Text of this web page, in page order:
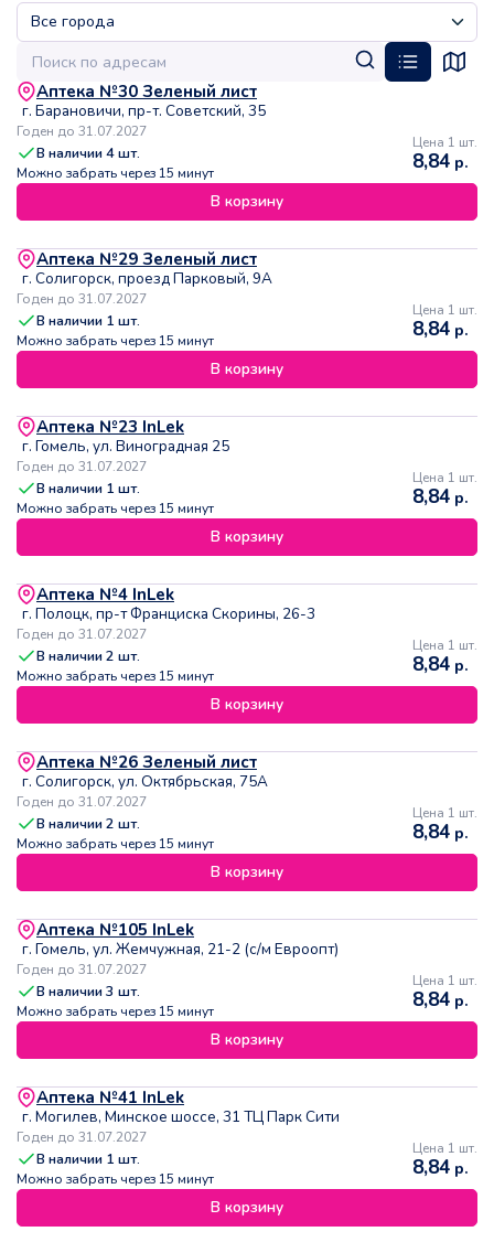
Аптека №30 Зеленый лист
г. Барановичи, пр-т. Советский, 35
Годен до 31.07.2027
В наличии4шт.
Можно забрать через 15 минут
Цена 1 шт.
8,84 р.
В корзину
Аптека №29 Зеленый лист
г. Солигорск, проезд Парковый, 9А
Годен до 31.07.2027
В наличии 1 шт.
Можно забрать через 15 минут
Цена 1 шт.
8,84 р.
В корзину
Аптека №23 InLek
г. Гомель, ул. Виноградная 25
Годен до 31.07.2027
В наличии 1 шт.
Можно забрать через 15 минут
Цена 1 шт.
8,84 р.
В корзину
Аптека №4 InLek
г. Полоцк, пр-т Франциска Скорины, 26-3
Годен до 31.07.2027
В наличии2 шт.
Можно забрать через 15 минут
Цена 1 шт.
8,84 р.
В корзину
Аптека №26 Зеленый лист
г. Солигорск, ул. Октябрьская, 75А
Годен до 31.07.2027
В наличии2 шт.
Можно забрать через 15 минут
Цена 1 шт.
8,84 р.
В корзину
Аптека №105 InLek
г. Гомель, ул. Жемчужная, 21-2 (с/м Евроопт)
Годен до 31.07.2027
В наличии3 шт.
Можно забрать через 15 минут
Цена 1 шт.
8,84 р.
В корзину
Аптека №41 InLek
г. Могилев, Минское шоссе, 31 ТЦ Парк Сити
Годен до 31.07.2027
В наличии 1 шт.
Можно забрать через 15 минут
Цена 1 шт.
8,84 р.
В корзину